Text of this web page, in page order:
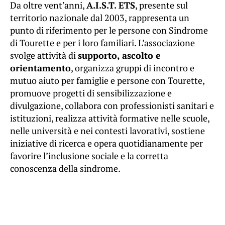
Da oltre vent’anni,A.I.S.T. ETS, presente sul
territorio nazionale dal 2003, rappresenta un
punto di riferimento per le persone con Sindrome
di Tourette e per i loro familiari. L’associazione
svolge attività disupporto, ascolto e
orientamento, organizza gruppi di incontro e
mutuo aiuto per famiglie e persone con Tourette,
promuove progetti di sensibilizzazione e
divulgazione, collabora con professionisti sanitari e
istituzioni, realizza attività formative nelle scuole,
nelle università e nei contesti lavorativi, sostiene
iniziative di ricerca e opera quotidianamente per
favorire l’inclusione sociale e la corretta
conoscenza della sindrome.